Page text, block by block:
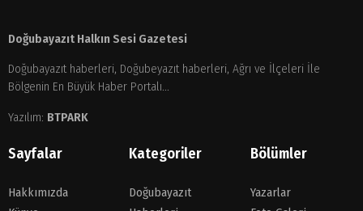
Doğubayazıt Halkın Sesi Gazetesi
Doğubayazıt haberleri, Doğubeyazıt haberleri, Ağrı ve İlçeleri İle
Bölgenin En Büyük Haber Portalı...
Yazılım: BTPARK
Sayfalar
Hakkımızda
Kategoriler
Doğubayazıt
Bölümler
Yazarlar